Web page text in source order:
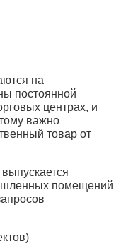
на
постоянной
центрах, и
важно
товар от
помещений